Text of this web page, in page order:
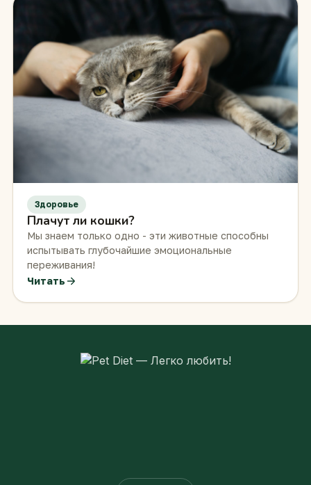
Здоровье
Плачут ли кошки?
Мы знаем только одно - эти животные способны
испытывать глубочайшие эмоциональные
переживания!
Читать